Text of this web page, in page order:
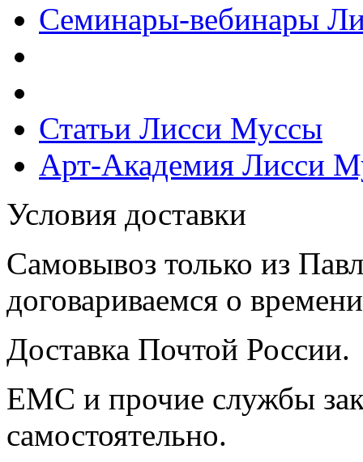
Семинары-вебинары
Статьи Лисси Муссы
Арт-Академия Лисси
Условия доставки
Самовывоз только из
договариваемся о
Доставка Почтой России.
ЕМС и прочие службы
самостоятельно.